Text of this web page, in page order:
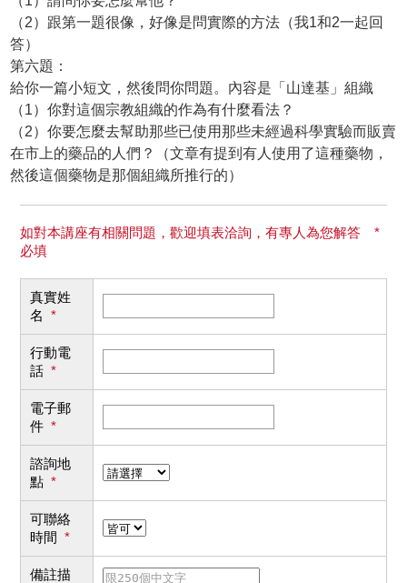
（2）跟第一題很像，好像是問實際的方法（我1和2一起回
答）
第六題：
給你一篇小短文，然後問你問題。內容是「山達基」組織
（1）你對這個宗教組織的作為有什麼看法？
（2）你要怎麼去幫助那些已使用那些未經過科學實驗而販賣
在市上的藥品的人們？（文章有提到有人使用了這種藥物，
然後這個藥物是那個組織所推行的）
如對本講座有相關問題，歡迎填表洽詢，有專人為您解答 *
必填
真實姓
名 *
行動電
話 *
電子郵
件 *
諮詢地
點 *
可聯絡
時間 *
備註描